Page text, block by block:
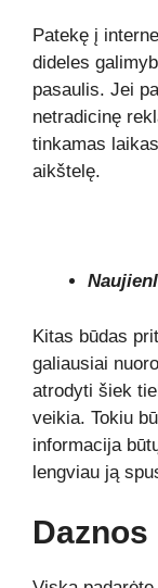
Patekę į
dideles
pasaulis. Jei
netradicinę
tinkamas
aikštelę.
Kitas būdas
galiausiai
atrodyti šiek
veikia. Tokiu
informacija
lengviau ją